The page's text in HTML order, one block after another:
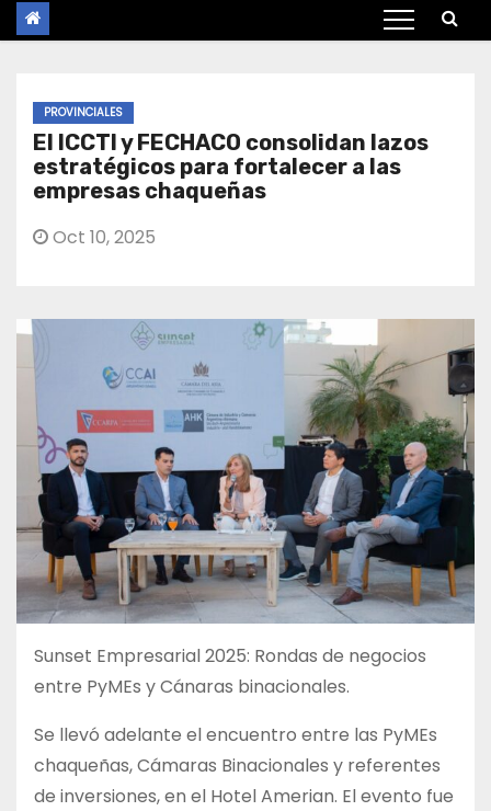
PROVINCIALES
El ICCTI y FECHACO consolidan lazos
estratégicos para fortalecer a las
empresas chaqueñas
Oct 10, 2025
Sunset Empresarial 2025: Rondas de negocios
entre PyMEs y Cánaras binacionales.
Se llevó adelante el encuentro entre las PyMEs
chaqueñas, Cámaras Binacionales y referentes
de inversiones, en el Hotel Amerian. El evento fue